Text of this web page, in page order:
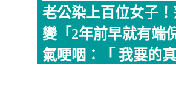
老公染上百位女子
變「2年前早就有端
氣哽咽：「 我要的真